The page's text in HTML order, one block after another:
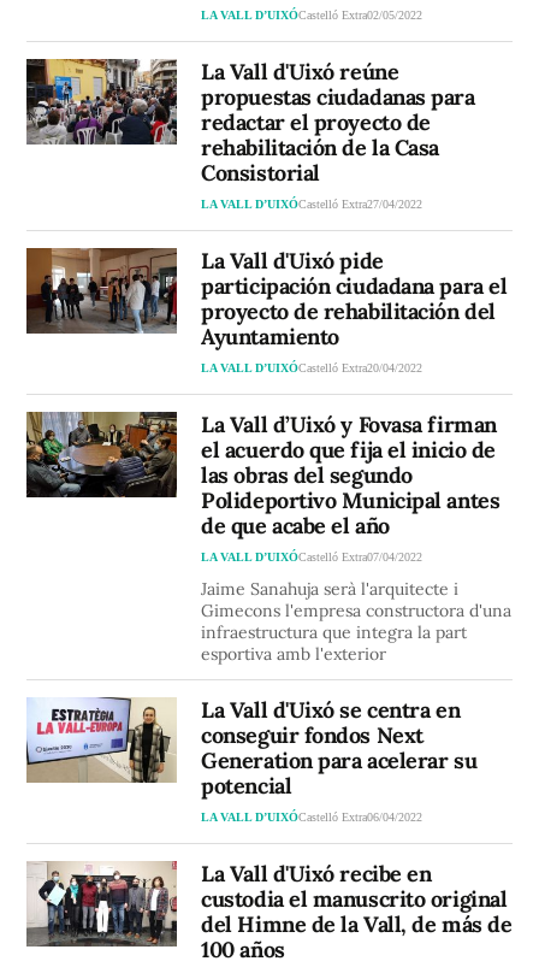
LA VALL D’UIXÓCastelló Extra02/05/2022
La Vall d'Uixó reúne
propuestas ciudadanas para
redactar el proyecto de
rehabilitación de la Casa
Consistorial
LA VALL D’UIXÓCastelló Extra27/04/2022
La Vall d'Uixó pide
participación ciudadana para el
proyecto de rehabilitación del
Ayuntamiento
LA VALL D’UIXÓCastelló Extra20/04/2022
La Vall d’Uixó y Fovasa firman
el acuerdo que fija el inicio de
las obras del segundo
Polideportivo Municipal antes
de que acabe el año
LA VALL D’UIXÓCastelló Extra07/04/2022
Jaime Sanahuja serà l'arquitecte i
Gimecons l'empresa constructora d'una
infraestructura que integra la part
esportiva amb l'exterior
La Vall d'Uixó se centra en
conseguir fondos Next
Generation para acelerar su
potencial
LA VALL D’UIXÓCastelló Extra06/04/2022
La Vall d'Uixó recibe en
custodia el manuscrito original
del Himne de la Vall, de más de
100 años